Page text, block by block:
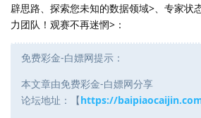
辟思路、探索您未知的数据领域>、专家状
力团队！观赛不再迷惘>：
免费彩金-白嫖网提示：
本文章由免费彩金-白嫖网分享
论坛地址：【https://